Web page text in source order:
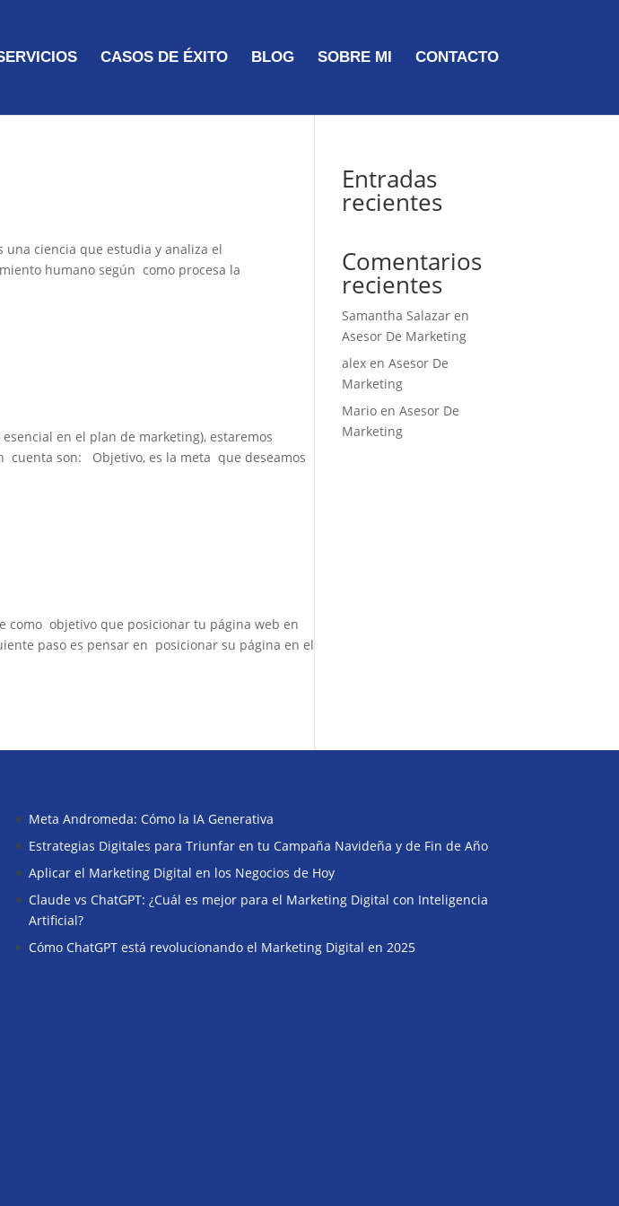
CASOS DE ÉXITO BLOG SOBRE MI CONTACTO
ciencia que estudia y analiza el
humano según como procesa la
en el plan de marketing), estaremos
cuenta son: Objetivo, es la meta que deseamos
como objetivo que posicionar tu página web en
paso es pensar en posicionar su página en el
Entradas
recientes
Comentarios
recientes
Samantha Salazar en
Asesor De Marketing
alex enAsesor De
Marketing
Mario enAsesor De
Marketing
Meta Andromeda: Cómo la IA Generativa
Estrategias Digitales para Triunfar en tu Campaña Navideña y de Fin de Año
Aplicar el Marketing Digital en los Negocios de Hoy
Claude vs ChatGPT: ¿Cuál es mejor para el Marketing Digital con Inteligencia
Artificial?
Cómo ChatGPT está revolucionando el Marketing Digital en 2025